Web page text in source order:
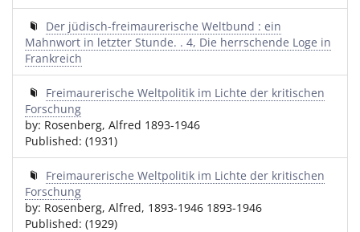
Der jüdisch-freimaurerische Weltbund : ein
Mahnwort in letzter Stunde. . 4, Die herrschende Loge in
Frankreich
Freimaurerische Weltpolitik im Lichte der kritischen
Forschung
by: Rosenberg, Alfred 1893-1946
Published: (1931)
Freimaurerische Weltpolitik im Lichte der kritischen
Forschung
by: Rosenberg, Alfred, 1893-1946 1893-1946
Published: (1929)